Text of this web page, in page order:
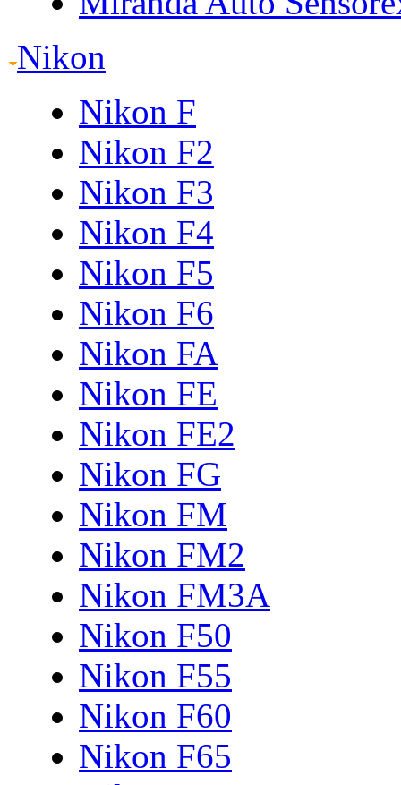
Nikon
Nikon F
Nikon F2
Nikon F3
Nikon F4
Nikon F5
Nikon F6
Nikon FA
Nikon FE
Nikon FE2
Nikon FG
Nikon FM
Nikon FM2
Nikon FM3A
Nikon F50
Nikon F55
Nikon F60
Nikon F65